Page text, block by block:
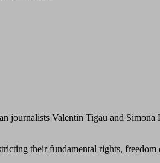
journalists Valentin Tigau and
their fundamental rights, freedom